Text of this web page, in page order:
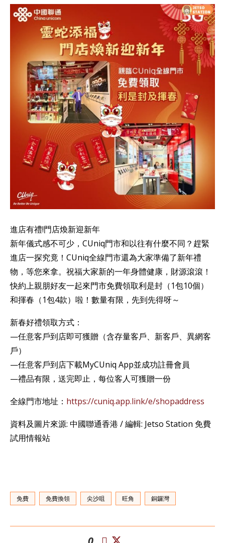
進店有禮!門店煥新迎新年
新年儀式感不可少，CUniq門市和以往有什麼不同？趕緊
進店一探究竟！CUniq全線門市還為大家準備了新年禮
物，等您來拿。祝福大家新的一年身體健康，財源滾滾！
快約上親朋好友一起來門市免費領取利是封（1包10個）
和揮春（1包4款）啦！數量有限，先到先得呀～
新春好禮領取方式：
—任意客戶到店即可獲贈（含存量客戶、新客戶、異網客
戶）
—任意客戶到店下載MyCUniq App並成功註冊會員
—禮品有限，送完即止，每位客人可獲贈一份
全線門市地址： https://cuniq.app.link/e/shopaddress
資料及圖片來源: 中國聯通香港 / 編輯: Jetso Station 免費
試用情報站
免費 免費換領 尖沙咀 旺角 銅鑼灣